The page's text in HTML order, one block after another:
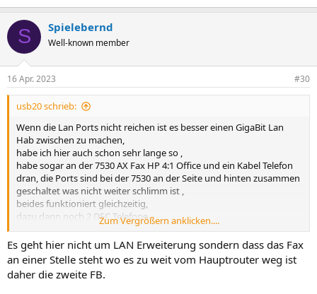
S Spielebernd
Well-known member
16 Apr. 2023 #30
usb20 schrieb:
Wenn die Lan Ports nicht reichen ist es besser einen GigaBit Lan
Hab zwischen zu machen,
habe ich hier auch schon sehr lange so ,
habe sogar an der 7530 AX Fax HP 4:1 Office und ein Kabel Telefon
dran, die Ports sind bei der 7530 an der Seite und hinten zusammen
geschaltet was nicht weiter schlimm ist ,
beides funktioniert gleichzeitig,
dazu dann noch 2 DEC Telefone .
der Lan Hub funktioniert übrigens auch ohne Router bei Geräten
die keine Extra IP Verwaltung brauchen also PC zu PC z.b.
Bei mir ist das HP 4:1 das ist eine Lan Version damit ist es
sehr eifnach vom anderme PC übers Netzw. zu Faxen .
Zum Vergrößern anklicken....
Es geht hier nicht um LAN Erweiterung sondern dass das Fax
an einer Stelle steht wo es zu weit vom Hauptrouter weg ist
daher die zweite FB.